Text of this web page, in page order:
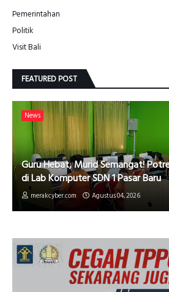
Pemerintahan
Politik
Visit Bali
FEATURED POST
News
Guru Hebat, Murid Semangat!
di Lab Komputer SDN 1 Pasar Baru
merakcyber.com Agustus 04, 2026